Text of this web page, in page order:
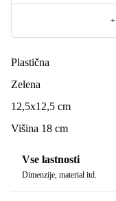
+
Plastična
Zelena
12,5x12,5 cm
Višina 18 cm
Vse lastnosti
Dimenzije, material itd.